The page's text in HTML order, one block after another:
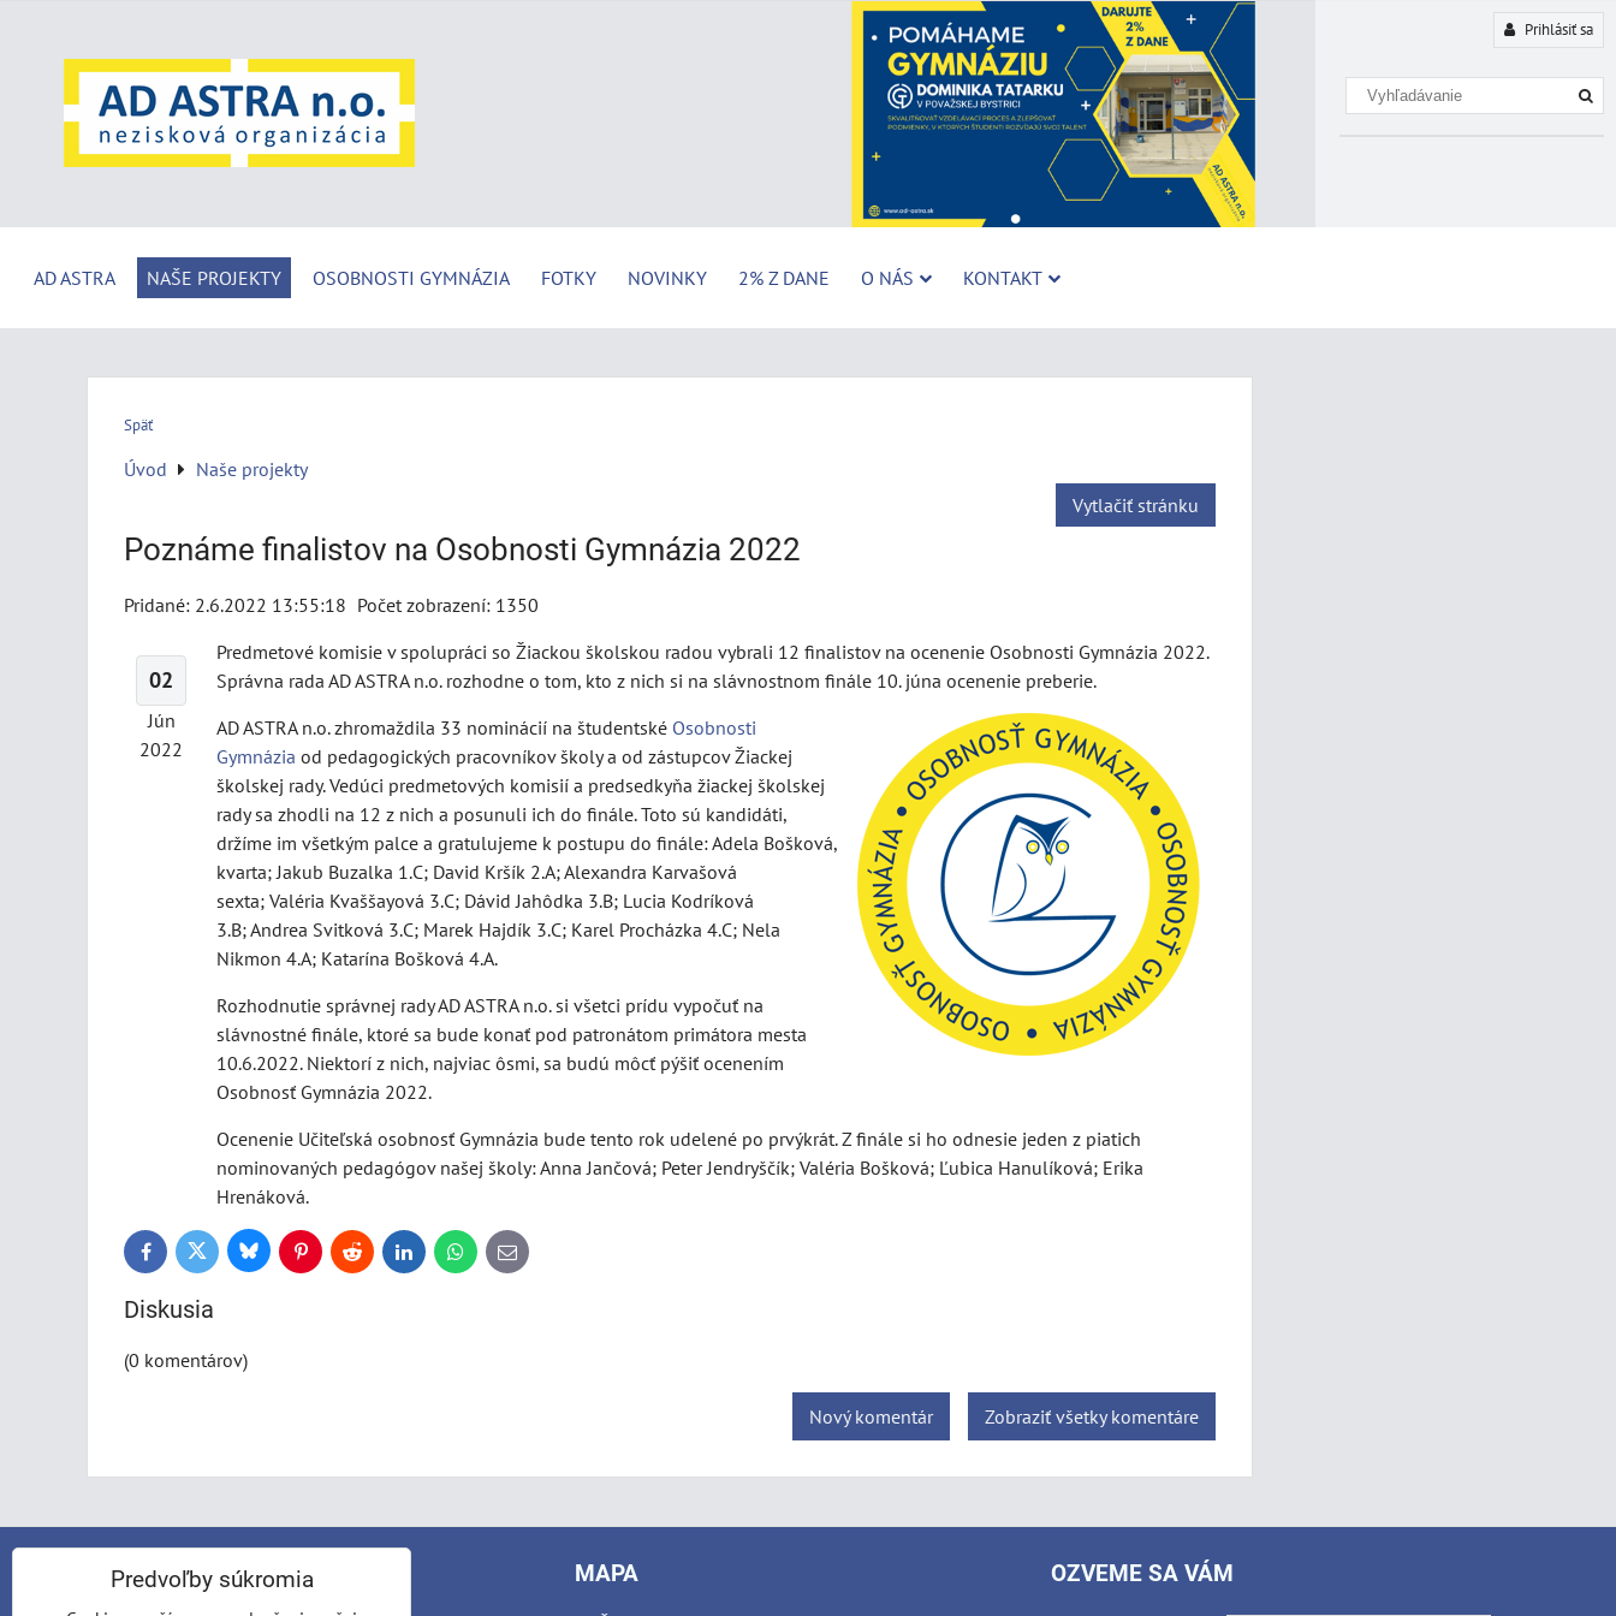
Prihlásiť sa
AD ASTRA NAŠE PROJEKTY OSOBNOSTI GYMNÁZIA FOTKY NOVINKY 2% Z DANE O NÁS KONTAKT
Späť
Úvod
Naše projekty
Vytlačiť stránku
Poznáme finalistov na Osobnosti Gymnázia 2022
Pridané: 2.6.2022 13:55:18 Počet zobrazení: 1350
02
Jún
2022
Predmetové komisie v spolupráci so Žiackou školskou radou vybrali 12 finalistov na ocenenie Osobnosti Gymnázia 2022.
Správna rada AD ASTRA n.o. rozhodne o tom, kto z nich si na slávnostnom finále 10. júna ocenenie preberie.
AD ASTRA n.o. zhromaždila 33 nominácií na študentské Osobnosti
Gymnázia od pedagogických pracovníkov školy a od zástupcov Žiackej
školskej rady. Vedúci predmetových komisií a predsedkyňa žiackej školskej
rady sa zhodli na 12 z nich a posunuli ich do finále. Toto sú kandidáti,
držíme im všetkým palce a gratulujeme k postupu do finále: Adela Bošková,
kvarta; Jakub Buzalka 1.C; David Kršík 2.A; Alexandra Karvašová
sexta; Valéria Kvaššayová 3.C; Dávid Jahôdka 3.B; Lucia Kodríková
3.B; Andrea Svitková 3.C; Marek Hajdík 3.C; Karel Procházka 4.C; Nela
Nikmon 4.A; Katarína Bošková 4.A.
Rozhodnutie správnej rady AD ASTRA n.o. si všetci prídu vypočuť na
slávnostné finále, ktoré sa bude konať pod patronátom primátora mesta
10.6.2022. Niektorí z nich, najviac ôsmi, sa budú môcť pýšiť ocenením
Osobnosť Gymnázia 2022.
Ocenenie Učiteľská osobnosť Gymnázia bude tento rok udelené po prvýkrát. Z finále si ho odnesie jeden z piatich
nominovaných pedagógov našej školy: Anna Jančová; Peter Jendryščík; Valéria Bošková; Ľubica Hanulíková; Erika
Hrenáková.
FacebookTwitter BlueskyPinterestReddit LinkedInWhatsApp
E-
mail
Diskusia
(0 komentárov)
Zobraziť všetky komentáre
Nový komentár
KONTAKT MAPA OZVEME SA VÁM
Predvoľby súkromia